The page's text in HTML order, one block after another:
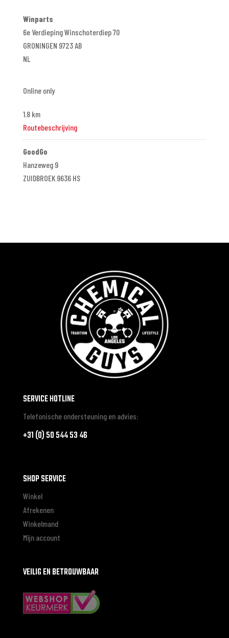
Winparts
6e Verdieping Winschoterdiep 70
GRONINGEN 9723 AB
NL
Online only
1.8 km
Routebeschrijving
GoodGo
Hanzeweg 9
ZUIDBROEK 9636 HS
Automat Eemsmond
Farmsumerweg 126 A
APPINGEDAM 9902 BW
Langenberg Motors
Printer 11
62.9 km
Routebeschrijving
HARDENBERG 7772 BG
SERVICE HOTLINE
Telefonische ondersteuning en advies:
+31 (0) 50 544 53 46
SHOP SERVICE
Winkel
Afrekenen
Winkelmand
Mijn account
VEILIG EN BETROUWBAAR